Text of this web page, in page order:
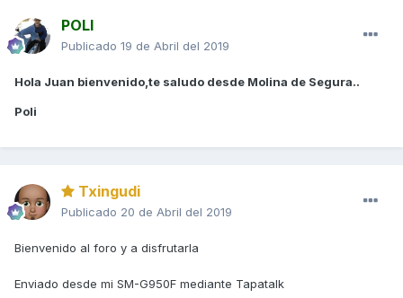
POLI
Publicado 19 de Abril del 2019
Hola Juan bienvenido,te saludo desde Molina de Segura..
Poli
Txingudi
Publicado 20 de Abril del 2019
Bienvenido al foro y a disfrutarla
Enviado desde mi SM-G950F mediante Tapatalk